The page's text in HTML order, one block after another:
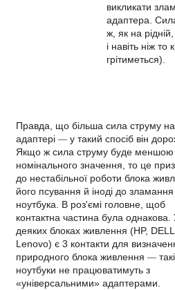
викликати
адаптера.
ж, як на
і навіть ніж
грітиметься).
Правда, що більша сила струму на
адаптері — у такий спосіб він
Якщо ж сила струму буде меншою
номінального значення, то це
до нестабільної роботи блока
його псування й іноді до зламання
ноутбука. В роз'ємі головне, щоб
контактна частина була однакова.
деяких блоках живлення (HP, DELL,
Lenovo) є 3 контакти для
природного блока живлення — такі
ноутбуки не працюватимуть з
«універсальними» адаптерами.